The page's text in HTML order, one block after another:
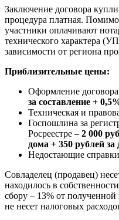
Заключение договора
процедура платная.
участники оплачивают
технического характера
зависимости от региона
Приблизительные цены:
Оформление
за составление +
Техническая и
Госпошлина за
Росреестре – 2 000
дома + 350 рублей
Недостающие
Совладелец (продавец)
находилось в
сбору – 13% от
не несет налоговых